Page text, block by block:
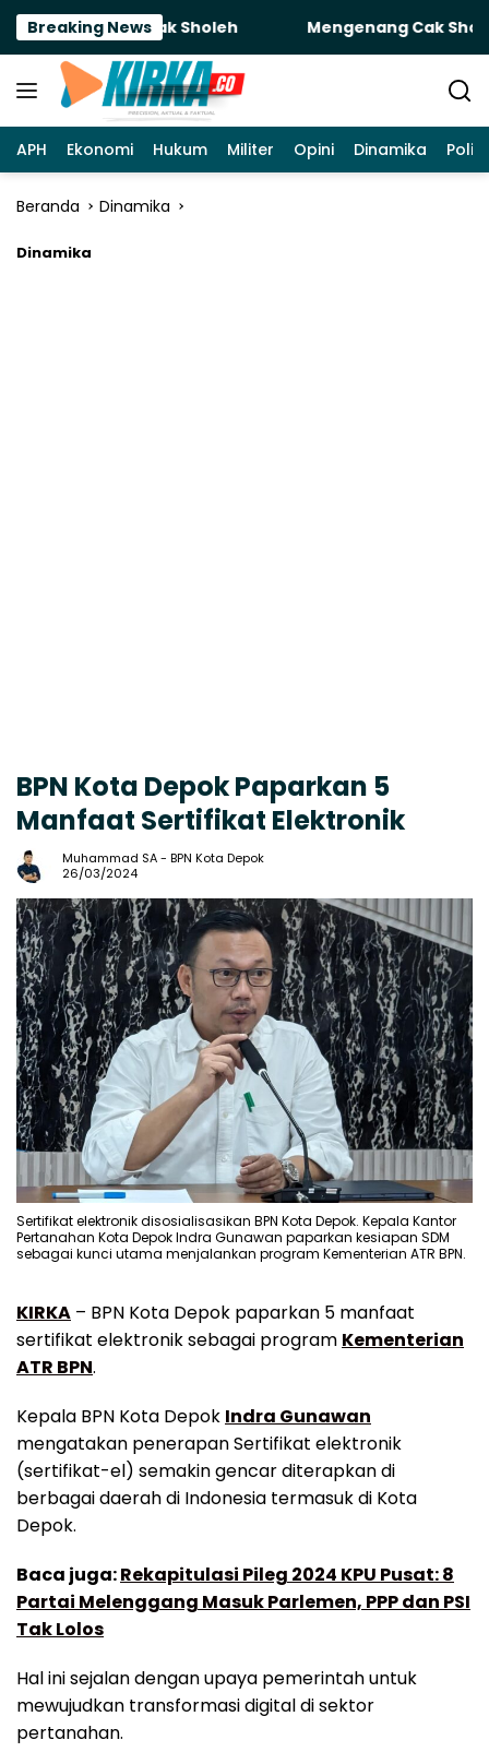
Langsung
konten
Breaking News
Sobatku Cak Sholeh Mengenang Cak Sholeh:
APH Ekonomi Hukum Militer Opini Dinamika
Beranda Dinamika
Dinamika
BPN Kota Depok Paparkan 5
Manfaat Sertifikat Elektronik
Muhammad SA- BPN Kota Depok
26/03/2024
Sertifikat elektronik disosialisasikan BPN Kota Depok. Kepala Kantor
Pertanahan Kota Depok Indra Gunawan paparkan kesiapan SDM
sebagai kunci utama menjalankan program Kementerian ATR BPN.
KIRKA – BPN Kota Depok paparkan 5 manfaat
sertifikat elektronik sebagai program Kementerian
ATR BPN.
Kepala BPN Kota Depok Indra Gunawan
mengatakan penerapan Sertifikat elektronik
(sertifikat-el) semakin gencar diterapkan di
berbagai daerah di Indonesia termasuk di Kota
Depok.
Baca juga:Rekapitulasi Pileg 2024 KPU Pusat: 8
Partai Melenggang Masuk Parlemen, PPP dan PSI
Tak Lolos
Hal ini sejalan dengan upaya pemerintah untuk
mewujudkan transformasi digital di sektor
pertanahan.